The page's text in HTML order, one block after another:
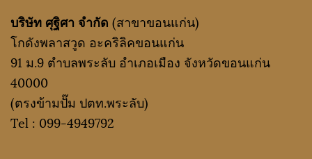
บริษัท ศุฐิศา จำกัด (สาขาขอนแก่น)
โกดังพลาสวูด อะคริลิคขอนแก่น
91 ม.9 ตำบลพระลับ อำเภอเมือง จังหวัดขอนแก่น
40000
(ตรงข้ามปั๊ม ปตท.พระลับ)
Tel : 099-4949792